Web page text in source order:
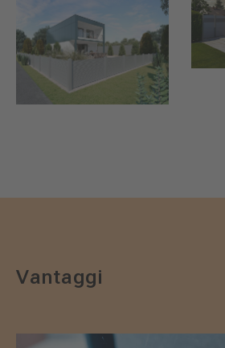
Vantaggi